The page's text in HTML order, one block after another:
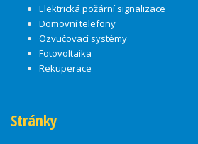
Elektrická požární signalizace
Domovní telefony
Ozvučovací systémy
Fotovoltaika
Rekuperace
Stránky